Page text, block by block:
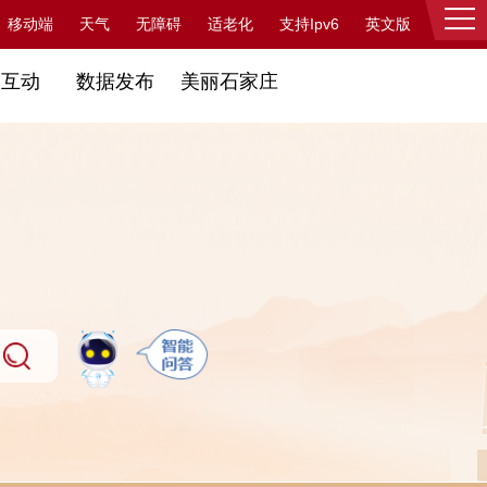
移动端 天气 无障碍 适老化 支持Ipv6 英文版 登录
动 数据发布 美丽石家庄